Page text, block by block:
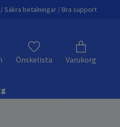
Säkra betalningar / Bra support
Önskelista Varukorg